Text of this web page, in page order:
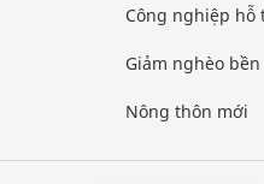
Công nghiệp hỗ
Giảm nghèo
Nông thôn mới